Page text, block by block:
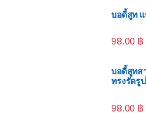
บอดี้สูท แ
98.00 ฿
บอดี้สูทส
ทรงรัดรู
98.00 ฿